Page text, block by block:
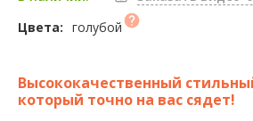
Цвета: голубой
Высококачественный
который точно на вас сядет!